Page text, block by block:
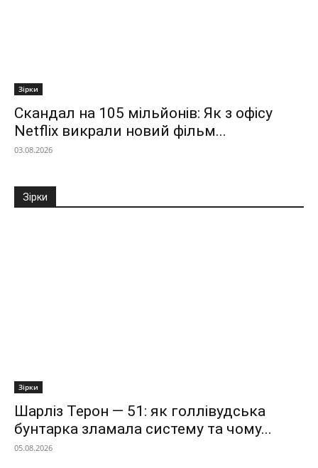
Зірки
Скандал на 105 мільйонів: Як з офісу
Netflix викрали новий фільм...
03.08.2026
Зірки
Зірки
Шарліз Терон — 51: як голлівудська
бунтарка зламала систему та чому...
05.08.2026